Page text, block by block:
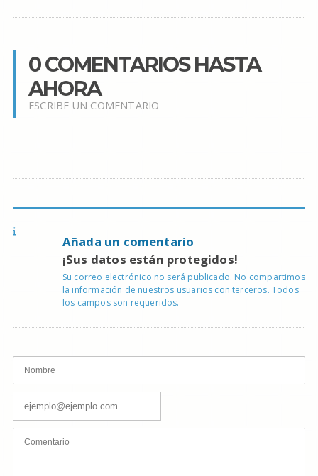
0 COMENTARIOS HASTA
AHORA
ESCRIBE UN COMENTARIO
Añada un comentario
¡Sus datos están protegidos!
Su correo electrónico no será publicado. No compartimos
la información de nuestros usuarios con terceros. Todos
los campos son requeridos.